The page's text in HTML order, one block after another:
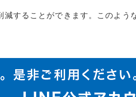
することができます。このよう